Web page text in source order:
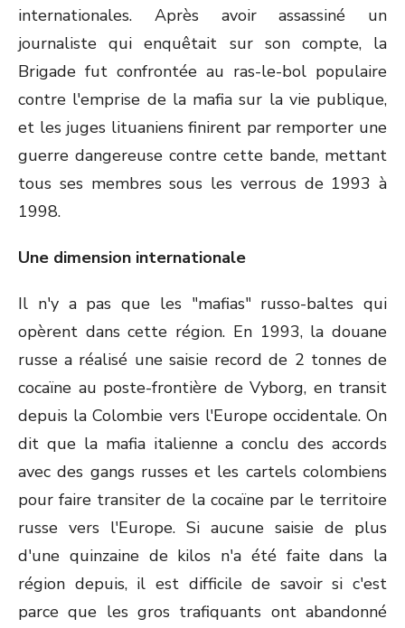
internationales. Après avoir assassiné un
journaliste qui enquêtait sur son compte, la
Brigade fut confrontée au ras-le-bol populaire
contre l'emprise de la mafia sur la vie publique,
et les juges lituaniens finirent par remporter une
guerre dangereuse contre cette bande, mettant
tous ses membres sous les verrous de 1993 à
1998.
Une dimension internationale
Il n'y a pas que les "mafias" russo-baltes qui
opèrent dans cette région. En 1993, la douane
russe a réalisé une saisie record de 2 tonnes de
cocaïne au poste-frontière de Vyborg, en transit
depuis la Colombie vers l'Europe occidentale. On
dit que la mafia italienne a conclu des accords
avec des gangs russes et les cartels colombiens
pour faire transiter de la cocaïne par le territoire
russe vers l'Europe. Si aucune saisie de plus
d'une quinzaine de kilos n'a été faite dans la
région depuis, il est difficile de savoir si c'est
parce que les gros trafiquants ont abandonné